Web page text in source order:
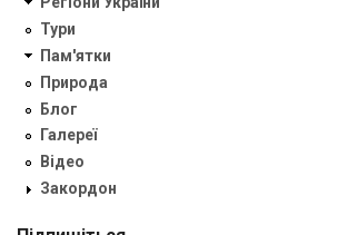
Тури
Пам'ятки
Природа
Блог
Галереї
Відео
Закордон